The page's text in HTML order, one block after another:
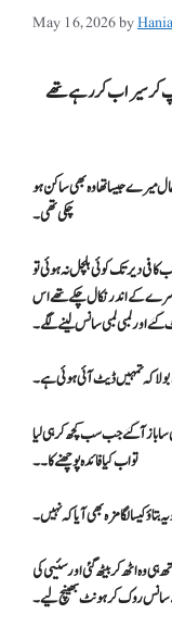
May 16, 2026by
کر سیراب کر رہے تھے
میرے جیسا تھا وہ بھی ساکن ہو
چکی تھی ۔
دیر تک کوئی ہلچل نہ ہوئی تو
کے اندر نکال چکے تھے اس
اور لمبی لمبی سانس لینے لگے ۔
کہ تمہیں ڈیٹ آئی ہوئی ہے۔
باز آ گئے جب سب کچھ کر ہی لیا
تو اب کیا فائدہ پوچھنے کا۔۔
کیسا لگا مزہ بھی آیا کہ نہیں۔
اٹھ کر بیٹھ گئی اور سئیی کی
سانس روک کر ہونٹ بھینچ لیے۔